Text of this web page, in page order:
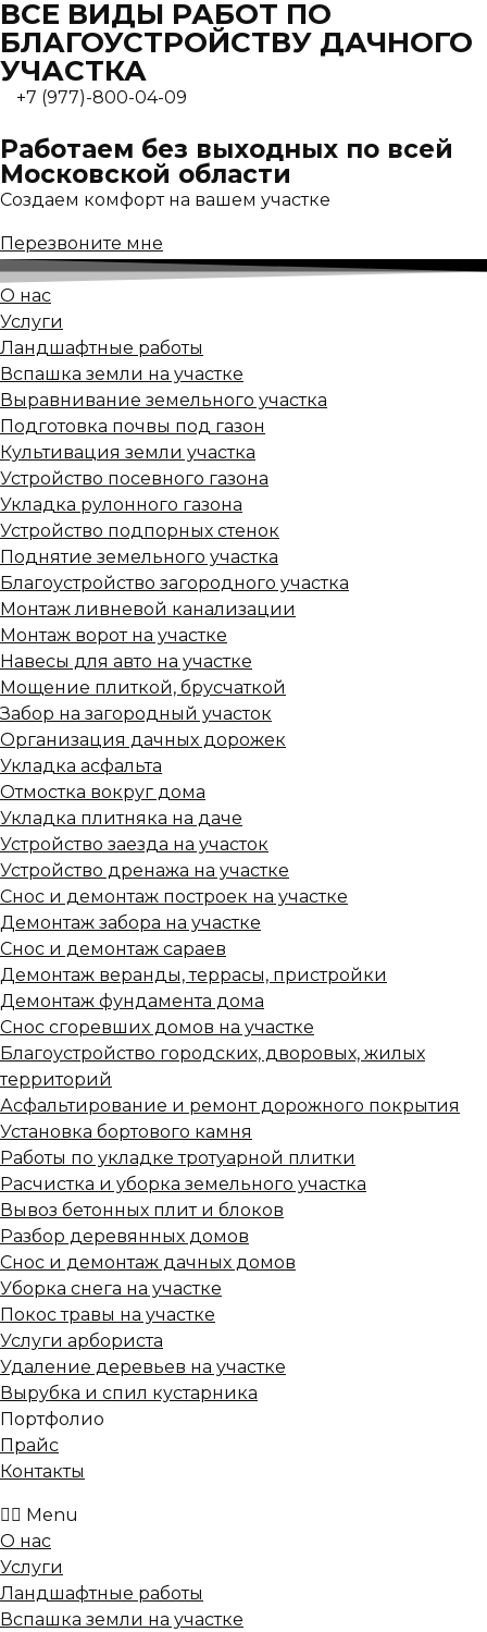
ВСЕ ВИДЫ РАБОТ ПО
БЛАГОУСТРОЙСТВУ ДАЧНОГО
УЧАСТКА
+7 (977)-800-04-09
Работаем без выходных по всей
Московской области
Создаем комфорт на вашем участке
Перезвоните мне
О нас
Услуги
Ландшафтные работы
Вспашка земли на участке
Выравнивание земельного участка
Подготовка почвы под газон
Культивация земли участка
Устройство посевного газона
Укладка рулонного газона
Устройство подпорных стенок
Поднятие земельного участка
Благоустройство загородного участка
Монтаж ливневой канализации
Монтаж ворот на участке
Навесы для авто на участке
Мощение плиткой, брусчаткой
Забор на загородный участок
Организация дачных дорожек
Укладка асфальта
Отмостка вокруг дома
Укладка плитняка на даче
Устройство заезда на участок
Устройство дренажа на участке
Снос и демонтаж построек на участке
Демонтаж забора на участке
Снос и демонтаж сараев
Демонтаж веранды, террасы, пристройки
Демонтаж фундамента дома
Снос сгоревших домов на участке
Благоустройство городских, дворовых, жилых
территорий
Асфальтирование и ремонт дорожного покрытия
Установка бортового камня
Работы по укладке тротуарной плитки
Расчистка и уборка земельного участка
Вывоз бетонных плит и блоков
Разбор деревянных домов
Снос и демонтаж дачных домов
Уборка снега на участке
Покос травы на участке
Услуги арбориста
Удаление деревьев на участке
Вырубка и спил кустарника
Портфолио
Прайс
Контакты
Menu
О нас
Услуги
Ландшафтные работы
Вспашка земли на участке